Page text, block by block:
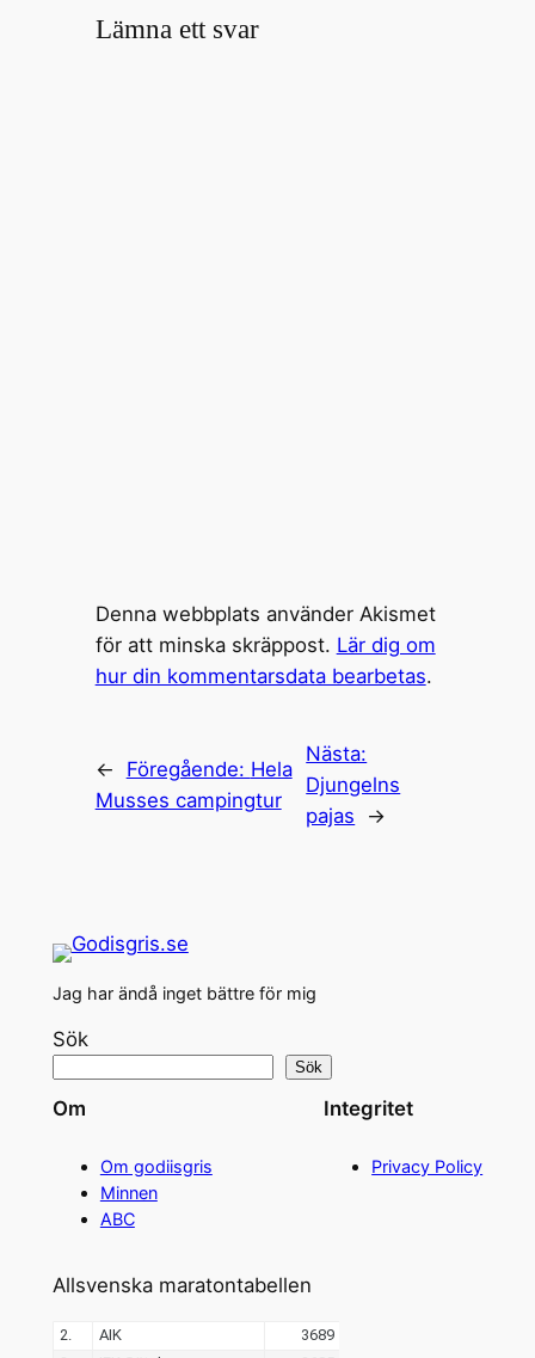
Lämna ett svar
Denna webbplats använder Akismet
för att minska skräppost. Lär dig om
hur din kommentarsdata bearbetas.
← Föregående: Hela
Musses campingtur
Nästa:
Djungelns
pajas
→
Jag har ändå inget bättre för mig
Sök
Sök
Om
Om godiisgris
Minnen
ABC
Integritet
Privacy Policy
Allsvenska maratontabellen